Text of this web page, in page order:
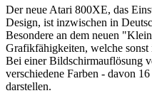
Der neue Atari 800XE, das
Design, ist inzwischen in
Besondere an dem neuen
Grafikfähigkeiten, welche
Bei einer Bildschirmauflösung
verschiedene Farben - davon
darstellen.